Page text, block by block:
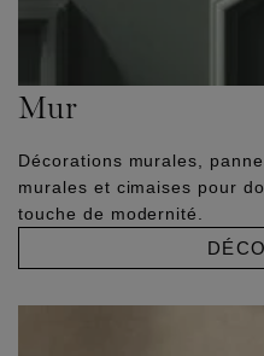
Mur
Décorations murales,
murales et cimaises pour
touche de modernité.